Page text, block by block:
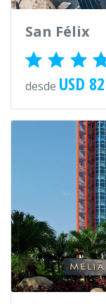
San Félix
desde USD 82